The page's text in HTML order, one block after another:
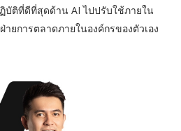
บัติที่ดีที่สุดด้าน AI ไปปรับใช้ภายใน
ยการตลาดภายในองค์กรของตัวเอง